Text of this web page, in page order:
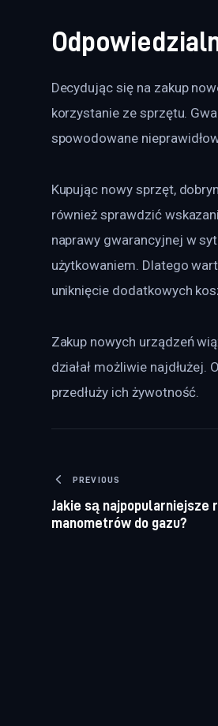
Decydując się na zakup
korzystanie ze sprzętu.
spowodowane
Kupując nowy sprzęt,
również sprawdzić
naprawy gwarancyjnej w
użytkowaniem. Dlatego
uniknięcie dodatkowych
Zakup nowych urządzeń
działał możliwie
przedłuży ich żywotność.
Nawigacja
PREVIOUS
Jakie są najpopularniejsze
manometrów do gazu?